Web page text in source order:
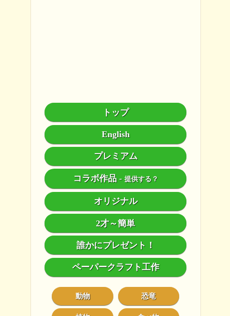
トップ
English
プレミアム
コラボ作品- 提供する？
オリジナル
2才～簡単
誰かにプレゼント！
ペーパークラフト工作
動物 恐竜